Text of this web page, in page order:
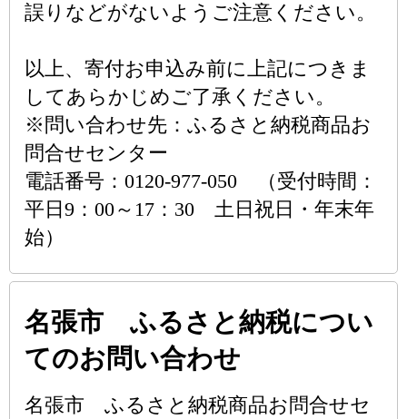
誤りなどがないようご注意ください。
以上、寄付お申込み前に上記につきま
してあらかじめご了承ください。
※問い合わせ先：ふるさと納税商品お
問合せセンター
電話番号：0120-977-050 （受付時間：
平日9：00～17：30 土日祝日・年末年
始）
名張市 ふるさと納税につい
てのお問い合わせ
名張市 ふるさと納税商品お問合せセ